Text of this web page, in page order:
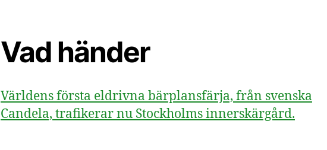
Vad händer
Världens första eldrivna bärplansfärja, från svenska
Candela, trafikerar nu Stockholms innerskärgård.